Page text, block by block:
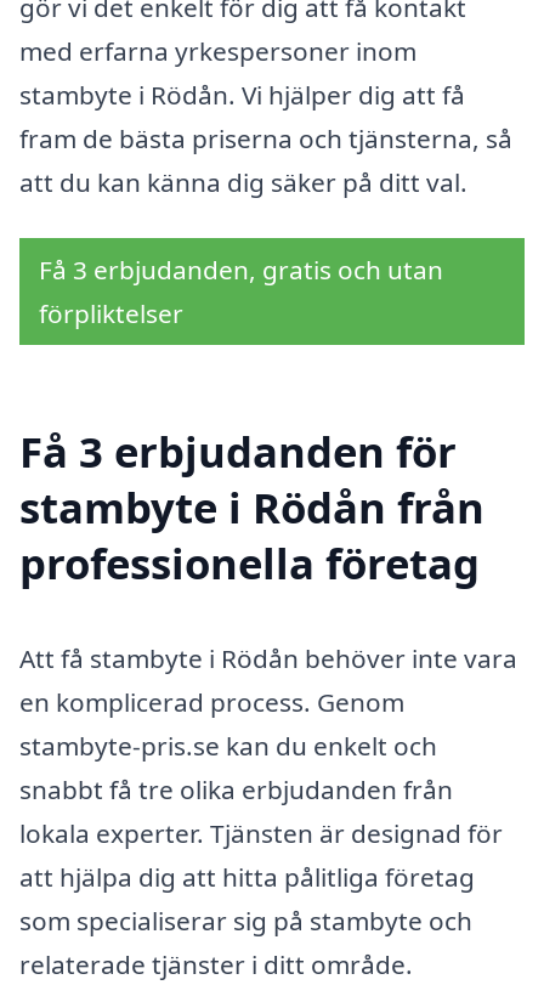
gör vi det enkelt för dig att få kontakt
med erfarna yrkespersoner inom
stambyte i Rödån. Vi hjälper dig att få
fram de bästa priserna och tjänsterna, så
att du kan känna dig säker på ditt val.
Få 3 erbjudanden, gratis och utan
förpliktelser
Få 3 erbjudanden för
stambyte i Rödån från
professionella företag
Att få stambyte i Rödån behöver inte vara
en komplicerad process. Genom
stambyte-pris.se kan du enkelt och
snabbt få tre olika erbjudanden från
lokala experter. Tjänsten är designad för
att hjälpa dig att hitta pålitliga företag
som specialiserar sig på stambyte och
relaterade tjänster i ditt område.